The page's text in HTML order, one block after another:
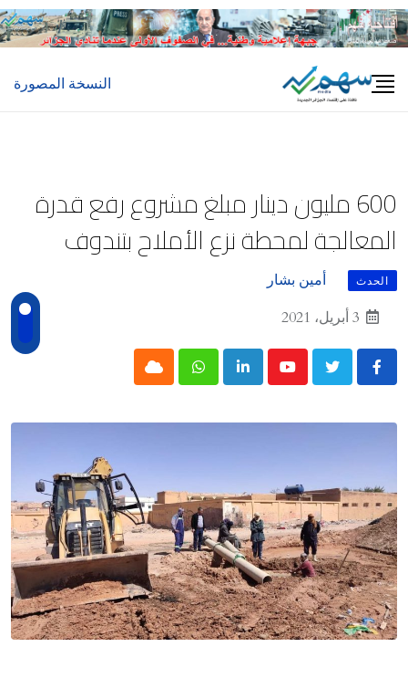
Skip
to
النسخة المصورة
600 مليون دينار مبلغ مشروع رفع قدرة
المعالجة لمحطة نزع الأملاح بتندوف
الحدث
أمين بشار
3 أبريل، 2021
Youtube
LinkedIn
Whatsapp
Cloud